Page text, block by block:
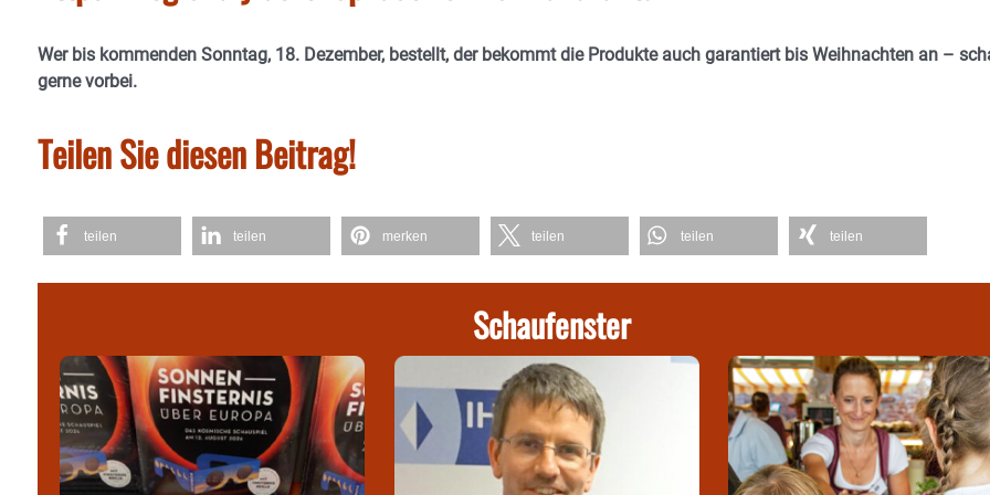
Wer bis kommenden Sonntag, 18. Dezember, bestellt, der bekommt die Produkte auch garantiert bis Weihnachten an –
gerne vorbei.
Teilen Sie diesen Beitrag!
teilen teilen merken teilen teilen teilen
Schaufenster